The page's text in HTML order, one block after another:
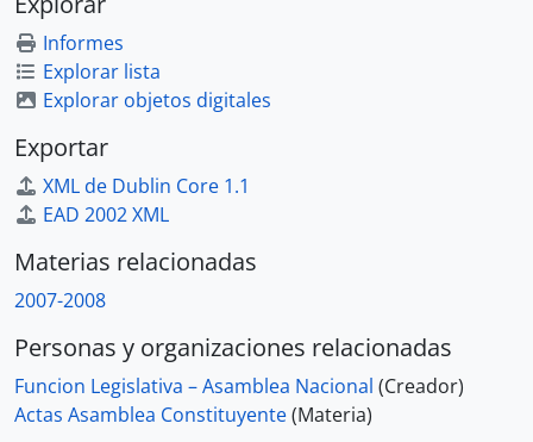
Informes
Explorar lista
Explorar objetos digitales
Exportar
XML de Dublin Core 1.1
EAD 2002 XML
Materias relacionadas
2007-2008
Personas y organizaciones relacionadas
Funcion Legislativa – Asamblea Nacional (Creador)
Actas Asamblea Constituyente(Materia)